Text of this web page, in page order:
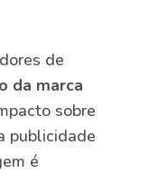
de
da marca
sobre
publicidade
é